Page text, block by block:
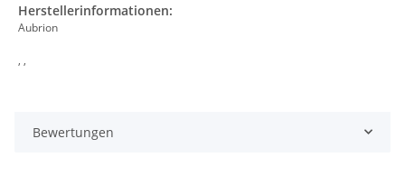
Herstellerinformationen:
Aubrion
, ,
Bewertungen